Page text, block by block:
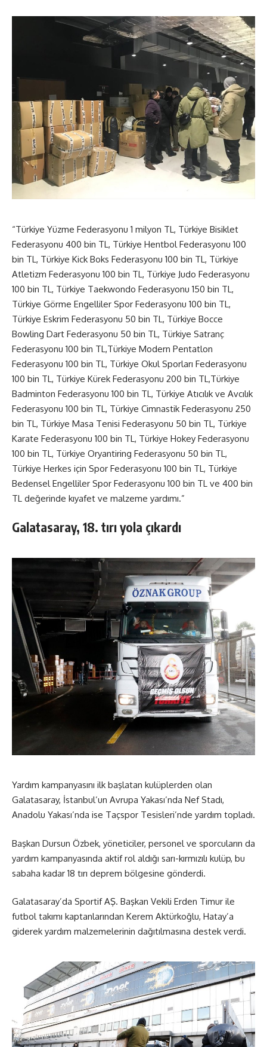
“Türkiye Yüzme Federasyonu 1 milyon TL, Türkiye Bisiklet
Federasyonu 400 bin TL, Türkiye Hentbol Federasyonu 100
bin TL, Türkiye Kick Boks Federasyonu 100 bin TL, Türkiye
Atletizm Federasyonu 100 bin TL, Türkiye Judo Federasyonu
100 bin TL, Türkiye Taekwondo Federasyonu 150 bin TL,
Türkiye Görme Engelliler Spor Federasyonu 100 bin TL,
Türkiye Eskrim Federasyonu 50 bin TL, Türkiye Bocce
Bowling Dart Federasyonu 50 bin TL, Türkiye Satranç
Federasyonu 100 bin TL,Türkiye Modern Pentatlon
Federasyonu 100 bin TL, Türkiye Okul Sporları Federasyonu
100 bin TL, Türkiye Kürek Federasyonu 200 bin TL,Türkiye
Badminton Federasyonu 100 bin TL, Türkiye Atıcılık ve Avcılık
Federasyonu 100 bin TL, Türkiye Cimnastik Federasyonu 250
bin TL, Türkiye Masa Tenisi Federasyonu 50 bin TL, Türkiye
Karate Federasyonu 100 bin TL, Türkiye Hokey Federasyonu
100 bin TL, Türkiye Oryantiring Federasyonu 50 bin TL,
Türkiye Herkes için Spor Federasyonu 100 bin TL, Türkiye
Bedensel Engelliler Spor Federasyonu 100 bin TL ve 400 bin
TL değerinde kıyafet ve malzeme yardımı.”
Galatasaray, 18. tırı yola çıkardı
Yardım kampanyasını ilk başlatan kulüplerden olan
Galatasaray, İstanbul’un Avrupa Yakası’nda Nef Stadı,
Anadolu Yakası’nda ise Taçspor Tesisleri’nde yardım topladı.
Başkan Dursun Özbek, yöneticiler, personel ve sporcuların da
yardım kampanyasında aktif rol aldığı sarı-kırmızılı kulüp, bu
sabaha kadar 18 tırı deprem bölgesine gönderdi.
Galatasaray’da Sportif AŞ. Başkan Vekili Erden Timur ile
futbol takımı kaptanlarından Kerem Aktürkoğlu, Hatay’a
giderek yardım malzemelerinin dağıtılmasına destek verdi.